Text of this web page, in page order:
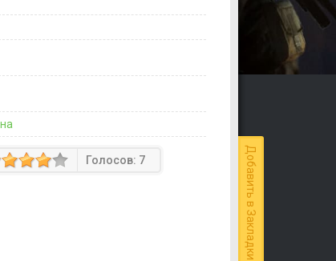
Добавить в Закладки
Голосов: 7